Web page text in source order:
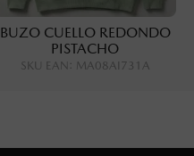
BUZO CUELLO REDONDO
PISTACHO
SKU EAN : MA08AI731A